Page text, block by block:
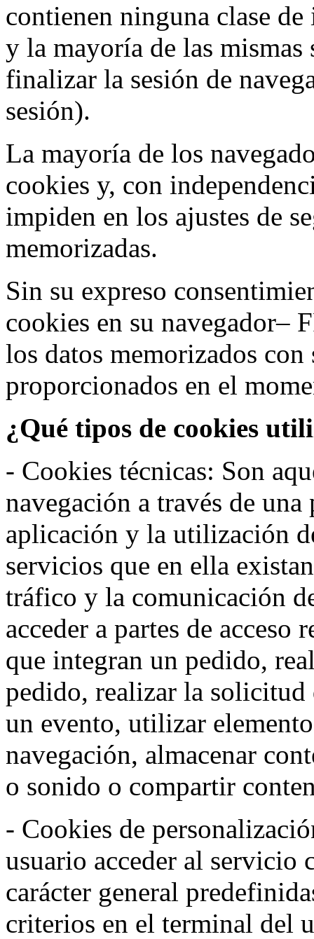
contienen ninguna clase
y la mayoría de las
finalizar la sesión de
sesión).
La mayoría de los
cookies y, con
impiden en los ajustes de
memorizadas.
Sin su expreso
cookies en su navegador–
los datos memorizados con
proporcionados en el
¿Qué tipos de cookies
- Cookies técnicas: Son
navegación a través de
aplicación y la utilización
servicios que en ella
tráfico y la comunicación
acceder a partes de
que integran un pedido,
pedido, realizar la
un evento, utilizar
navegación, almacenar
o sonido o compartir
- Cookies de
usuario acceder al servicio
carácter general
criterios en el terminal del